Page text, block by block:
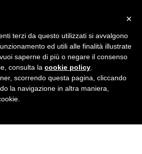
Cerca
×
terzi da questo utilizzati si avvalgono
ed utili alle finalità illustrate
saperne di più o negare il consenso
consulta la cookie policy
scorrendo questa pagina, cliccando
la navigazione in altra maniera,